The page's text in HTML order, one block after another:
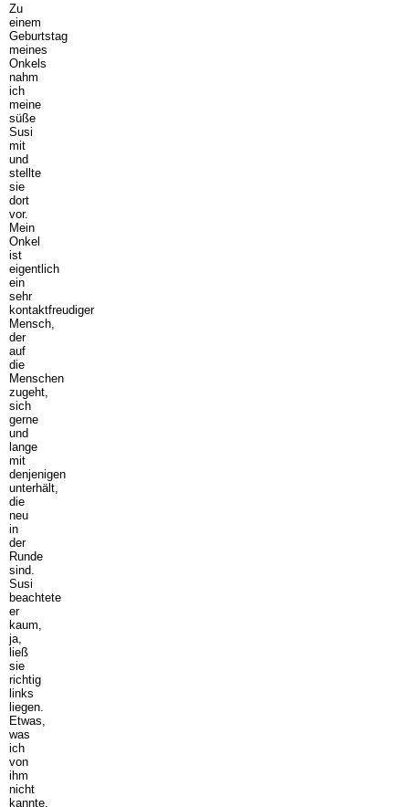
Zu
einem
Geburtstag
meines
Onkels
nahm
ich
meine
süße
Susi
mit
und
stellte
sie
dort
vor.
Mein
Onkel
ist
eigentlich
ein
sehr
kontaktfreudiger
Mensch,
der
auf
die
Menschen
zugeht,
sich
gerne
und
lange
mit
denjenigen
unterhält,
die
neu
in
der
Runde
sind.
Susi
beachtete
er
kaum,
ja,
ließ
sie
richtig
links
liegen.
Etwas,
was
ich
von
ihm
nicht
kannte.